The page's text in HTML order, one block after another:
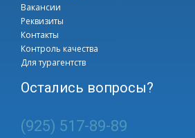
Вакансии
Реквизиты
Контакты
Контроль качества
Для турагентств
Остались вопросы?
(925) 517-89-89